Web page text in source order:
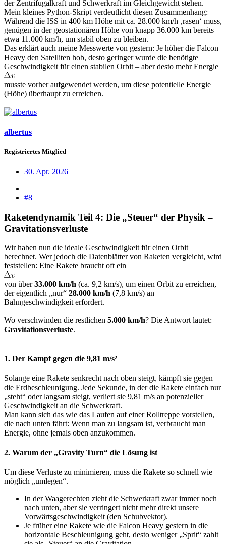
der Zentrifugalkraft und Schwerkraft im Gleichgewicht stehen.
Mein kleines Python-Skript verdeutlicht diesen Zusammenhang:
Während die ISS in 400 km Höhe mit ca. 28.000 km/h ‚rasen‘ muss,
genügen in der geostationären Höhe von knapp 36.000 km bereits
etwa 11.000 km/h, um stabil oben zu bleiben.
Das erklärt auch meine Messwerte von gestern: Je höher die Falcon
Heavy den Satelliten hob, desto geringer wurde die benötigte
Geschwindigkeit für einen stabilen Orbit – aber desto mehr Energie
musste vorher aufgewendet werden, um diese potentielle Energie
(Höhe) überhaupt zu erreichen.
albertus
Registriertes Mitglied
30. Apr. 2026
#8
Raketendynamik Teil 4: Die „Steuer“ der Physik –
Gravitationsverluste
Wir haben nun die ideale Geschwindigkeit für einen Orbit
berechnet. Wer jedoch die Datenblätter von Raketen vergleicht, wird
feststellen: Eine Rakete braucht oft ein
von über33.000 km/h (ca. 9,2 km/s), um einen Orbit zu erreichen,
der eigentlich „nur“ 28.000 km/h (7,8 km/s) an
Bahngeschwindigkeit erfordert.
Wo verschwinden die restlichen 5.000 km/h? Die Antwort lautet:
Gravitationsverluste.
1. Der Kampf gegen die 9,81 m/s²
Solange eine Rakete senkrecht nach oben steigt, kämpft sie gegen
die Erdbeschleunigung. Jede Sekunde, in der die Rakete einfach nur
„steht“ oder langsam steigt, verliert sie 9,81 m/s an potenzieller
Geschwindigkeit an die Schwerkraft.
Man kann sich das wie das Laufen auf einer Rolltreppe vorstellen,
die nach unten fährt: Wenn man zu langsam ist, verbraucht man
Energie, ohne jemals oben anzukommen.
2. Warum der „Gravity Turn“ die Lösung ist
Um diese Verluste zu minimieren, muss die Rakete so schnell wie
möglich „umlegen“.
In der Waagerechten zieht die Schwerkraft zwar immer noch
nach unten, aber sie verringert nicht mehr direkt unsere
Vorwärtsgeschwindigkeit (den Schubvektor).
Je früher eine Rakete wie die Falcon Heavy gestern in die
horizontale Beschleunigung geht, desto weniger „Sprit“ zahlt